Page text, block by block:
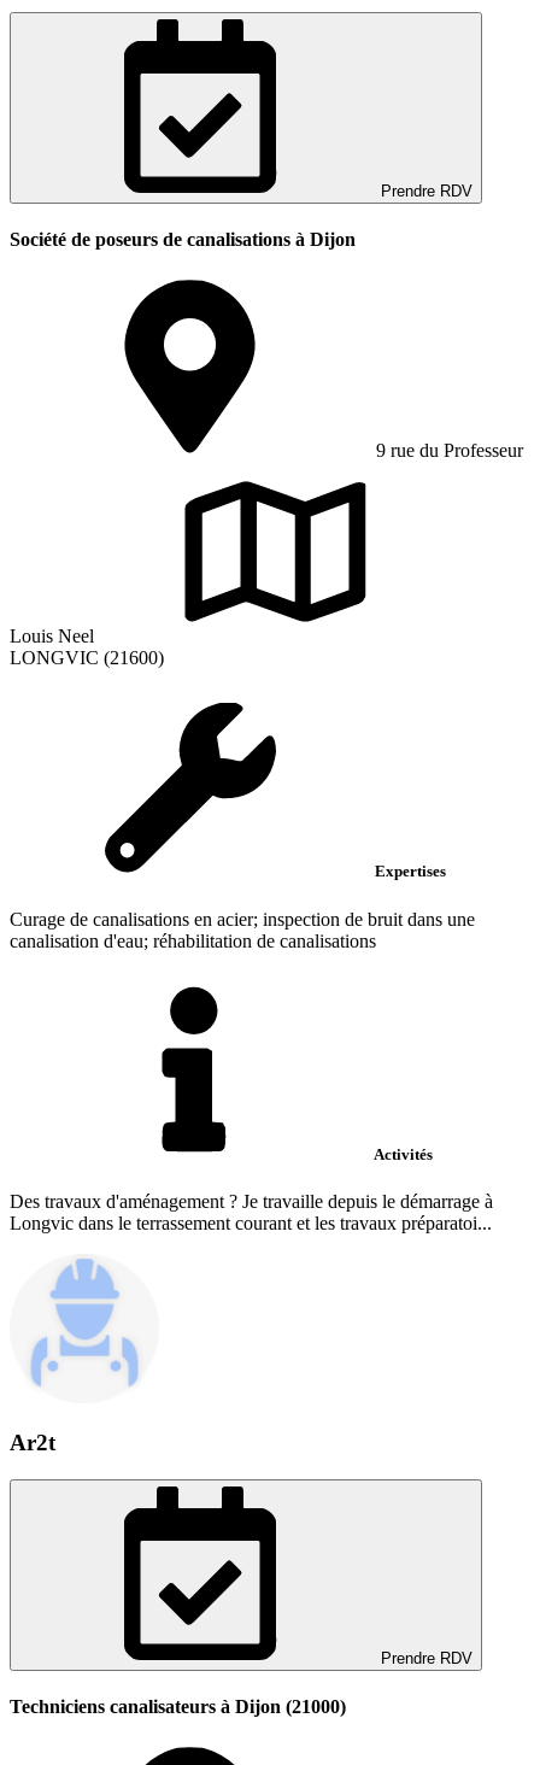
Prendre RDV
Société de poseurs de canalisations à Dijon
9 rue du Professeur
Louis Neel
LONGVIC (21600)
Expertises
Curage de canalisations en acier; inspection de bruit dans une
canalisation d'eau; réhabilitation de canalisations
Activités
Des travaux d'aménagement ? Je travaille depuis le démarrage à
Longvic dans le terrassement courant et les travaux préparatoi...
Ar2t
Prendre RDV
Techniciens canalisateurs à Dijon (21000)